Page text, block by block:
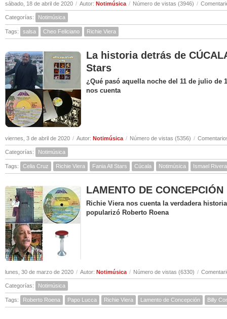
sábado, 18 de abril de 2020 / Autor: Notimúsica / Número de vistas (3946) /
Categorías: Notimúsica
Tags: salsa Cheo Feliciano Richie Viera
La historia detrás de
Stars
¿Qué pasó aquella noche del 11 de julio de
nos cuenta
viernes, 3 de abril de 2020 / Autor: Notimúsica / Número de vistas (5356) /
Categorías: Notimúsica
Tags: Celia Cruz Richie Viera Fania All Stars Cúcala Notimúsica Ismael Rivera
LAMENTO DE
Richie Viera nos cuenta la verdadera
popularizó Roberto Roena
lunes, 30 de marzo de 2020 / Autor: Notimúsica / Número de vistas (6330) /
Categorías: Notimúsica
Tags: Roberto Roena Papo Lucca Richie Viera Lamento de Concepción Billy